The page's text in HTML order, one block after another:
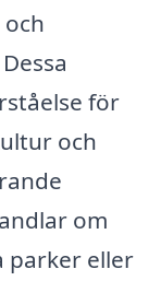
för
och
om
parker eller